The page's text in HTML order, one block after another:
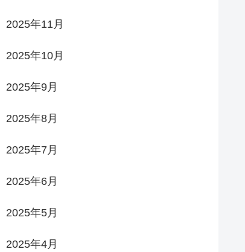
2025年11月
2025年10月
2025年9月
2025年8月
2025年7月
2025年6月
2025年5月
2025年4月